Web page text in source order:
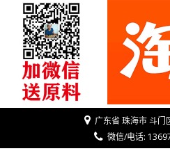
广东省 珠海市 斗门
微信/电话: